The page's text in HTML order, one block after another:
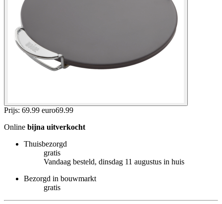
Prijs: 69.99 euro69.99
Online bijna uitverkocht
Thuisbezorgd
gratis
Vandaag besteld, dinsdag 11 augustus in huis
Bezorgd in bouwmarkt
gratis